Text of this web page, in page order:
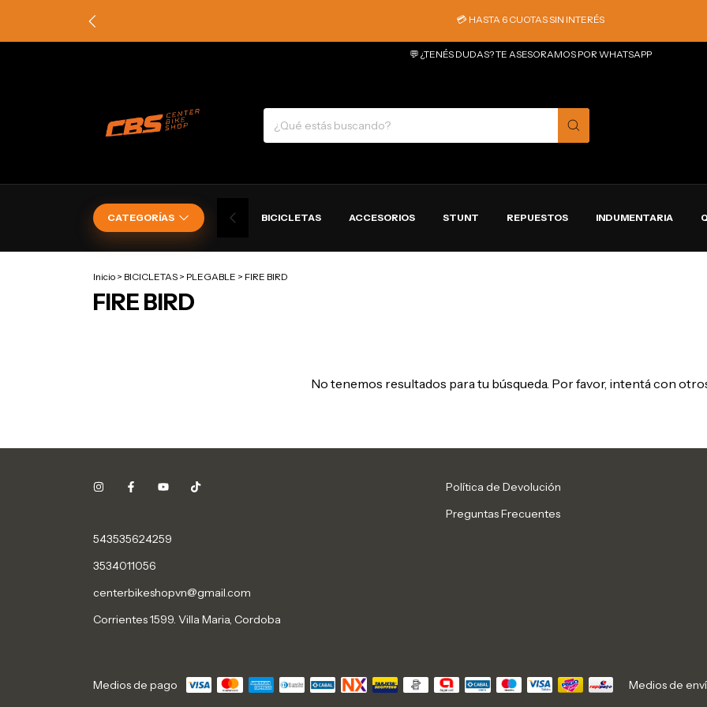
💳 HASTA 6 CUOTAS SIN INTERÉS
💬 ¿TENÉS DUDAS? TE ASESORAMOS POR WHATSAPP
CATEGORÍAS BICICLETAS ACCESORIOS STUNT REPUESTOS INDUMENTARIA
Inicio > BICICLETAS > PLEGABLE > FIRE BIRD
FIRE BIRD
No tenemos resultados para tu búsqueda. Por favor, intentá con
543535624259
3534011056
centerbikeshopvn@gmail.com
Corrientes 1599. Villa Maria, Cordoba
Política de Devolución
Preguntas Frecuentes
Medios de pago Medios de